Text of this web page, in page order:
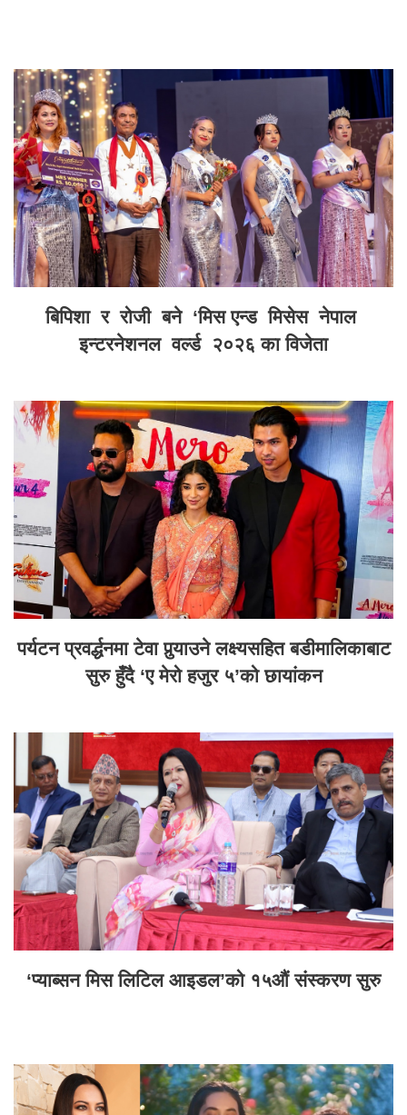
बिपिशा र रोजी बने ‘मिस एन्ड मिसेस नेपाल
इन्टरनेशनल वर्ल्ड २०२६ का विजेता
पर्यटन प्रवर्द्धनमा टेवा पुर्‍याउने लक्ष्यसहित बडीमालिकाबाट
सुरु हुँदै ‘ए मेरो हजुर ५’को छायांकन
‘प्याब्सन मिस लिटिल आइडल’को १५औं संस्करण सुरु